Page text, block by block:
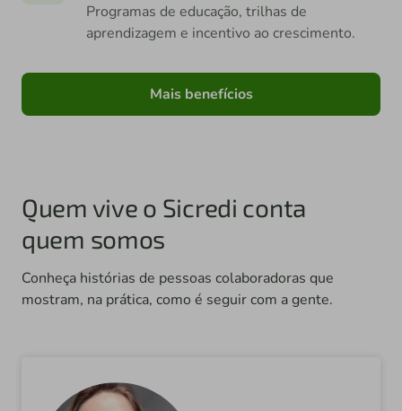
Programas de educação, trilhas de
aprendizagem e incentivo ao crescimento.
Mais benefícios
Quem vive o Sicredi conta
quem somos
Conheça histórias de pessoas colaboradoras que
mostram, na prática, como é seguir com a gente.